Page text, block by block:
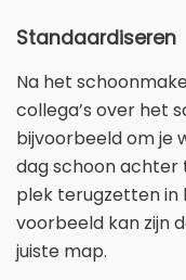
Standaardiseren
Na het
collega’s over het
bijvoorbeeld om je
dag schoon achter
plek terugzetten in
voorbeeld kan zijn
juiste map.